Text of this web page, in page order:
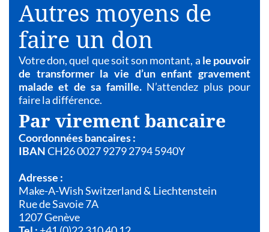
Autres moyens de
faire un don
Votre don, quel que soit son montant, a le pouvoir
de transformer la vie d’un enfant gravement
malade et de sa famille.N’attendez plus pour
faire la différence.
Par virement bancaire
Coordonnées bancaires :
IBANCH26 0027 9279 2794 5940Y
Adresse :
Make-A-Wish Switzerland & Liechtenstein
Rue de Savoie 7A
1207 Genève